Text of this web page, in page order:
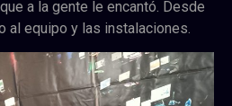
a la gente le encantó. Desde
al equipo y las instalaciones.